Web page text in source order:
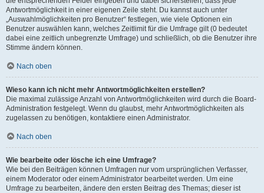
Antwortmöglichkeit in einer eigenen Zeile steht. Du kannst auch unter
„Auswahlmöglichkeiten pro Benutzer“ festlegen, wie viele Optionen ein
Benutzer auswählen kann, welches Zeitlimit für die Umfrage gilt (0 bedeutet
dabei eine zeitlich unbegrenzte Umfrage) und schließlich, ob die Benutzer ihre
Stimme ändern können.
Nach oben
Wieso kann ich nicht mehr Antwortmöglichkeiten erstellen?
Die maximal zulässige Anzahl von Antwortmöglichkeiten wird durch die Board-
Administration festgelegt. Wenn du glaubst, mehr Antwortmöglichkeiten als
zugelassen zu benötigen, kontaktiere einen Administrator.
Nach oben
Wie bearbeite oder lösche ich eine Umfrage?
Wie bei den Beiträgen können Umfragen nur vom ursprünglichen Verfasser,
einem Moderator oder einem Administrator bearbeitet werden. Um eine
Umfrage zu bearbeiten, ändere den ersten Beitrag des Themas; dieser ist